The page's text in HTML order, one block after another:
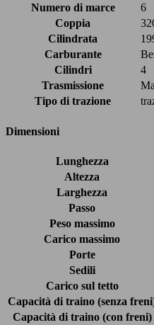
Numero di marce
6
Coppia
Cilindrata
Carburante
Cilindri
4
Trasmissione
Tipo di trazione
Dimensioni
Lunghezza
Altezza
Larghezza
Passo
Peso massimo
Carico massimo
Porte
Sedili
Carico sul tetto
Capacità di traino (senza
Capacità di traino (con freni)